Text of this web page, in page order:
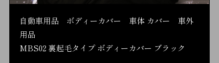
自動車用品 ボディーカバー 車体 カバー 車外
用品
MBS02 裏起毛タイプ ボディーカバー ブラック